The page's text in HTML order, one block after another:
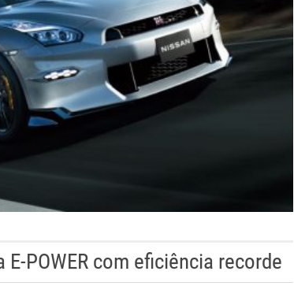
POWER com eficiência recorde